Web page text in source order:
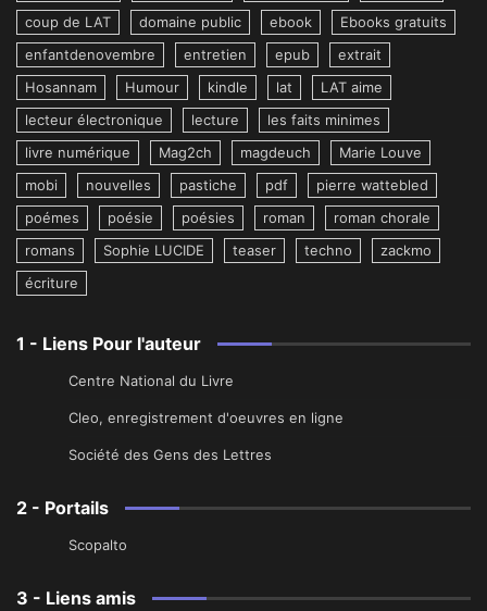
coup de LAT
domaine public ebook
Ebooks gratuits
enfantdenovembre
entretien epub
extrait
Hosannam
Humour kindle lat
LAT aime
lecteur électronique
lecture
les faits minimes
livre numérique
Mag2ch magdeuch
Marie Louve
mobi
nouvelles pastiche pdf
pierre wattebled
poémes
poésie poésies roman
roman chorale
romans
Sophie LUCIDE teaser techno
zackmo
écriture
1 - Liens Pour l'auteur
Centre National du Livre
Cleo, enregistrement d'oeuvres en ligne
Société des Gens des Lettres
2 - Portails
Scopalto
3 - Liens amis